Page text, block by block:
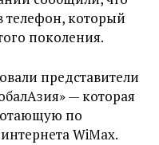
телефон, который
поколения.
представители
— которая
по
WiMax.